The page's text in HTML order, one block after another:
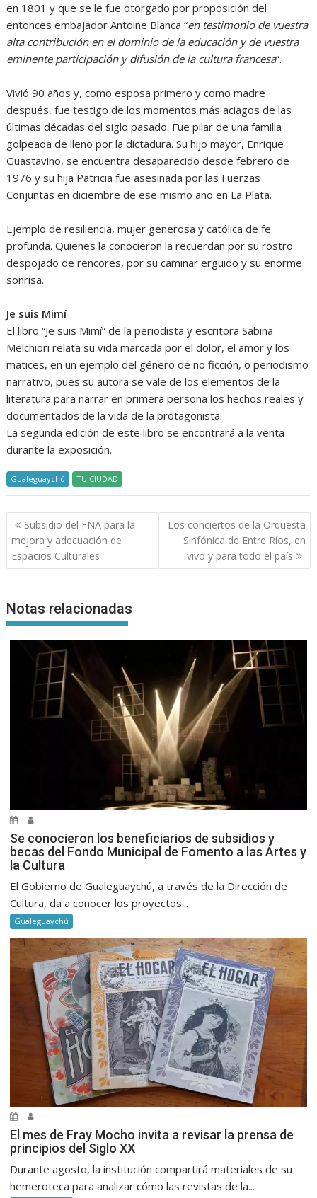
en 1801 y que se le fue otorgado por proposición del
entonces embajador Antoine Blanca “en testimonio de vuestra
alta contribución en el dominio de la educación y de vuestra
eminente participación y difusión de la cultura francesa”.
Vivió 90 años y, como esposa primero y como madre
después, fue testigo de los momentos más aciagos de las
últimas décadas del siglo pasado. Fue pilar de una familia
golpeada de lleno por la dictadura. Su hijo mayor, Enrique
Guastavino, se encuentra desaparecido desde febrero de
1976 y su hija Patricia fue asesinada por las Fuerzas
Conjuntas en diciembre de ese mismo año en La Plata.
Ejemplo de resiliencia, mujer generosa y católica de fe
profunda. Quienes la conocieron la recuerdan por su rostro
despojado de rencores, por su caminar erguido y su enorme
sonrisa.
Je suis Mimí
El libro “Je suis Mimí” de la periodista y escritora Sabina
Melchiori relata su vida marcada por el dolor, el amor y los
matices, en un ejemplo del género de no ficción, o periodismo
narrativo, pues su autora se vale de los elementos de la
literatura para narrar en primera persona los hechos reales y
documentados de la vida de la protagonista.
La segunda edición de este libro se encontrará a la venta
durante la exposición.
Gualeguaychú TU CIUDAD
Navegación
de
entradas
Subsidio del FNA para la
mejora y adecuación de
Espacios Culturales
Los conciertos de la Orquesta
Sinfónica de Entre Ríos, en
vivo y para todo el país
Notas relacionadas
Se conocieron los beneficiarios de subsidios y
becas del Fondo Municipal de Fomento a las Artes y
la Cultura
El Gobierno de Gualeguaychú, a través de la Dirección de
Cultura, da a conocer los proyectos...
Gualeguaychú
El mes de Fray Mocho invita a revisar la prensa de
principios del Siglo XX
Durante agosto, la institución compartirá materiales de su
hemeroteca para analizar cómo las revistas de la...